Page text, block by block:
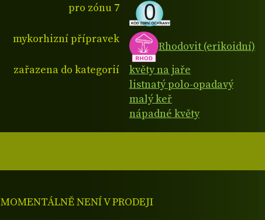
pro zónu 7
mykorhizní přípravek
Rhodovit (erikoidní)
zařazena do kategorií
květy na jaře
listnatý polo-opadavý
malý keř
nápadné květy
MOMENTÁLNĚ NENÍ V PRODEJI